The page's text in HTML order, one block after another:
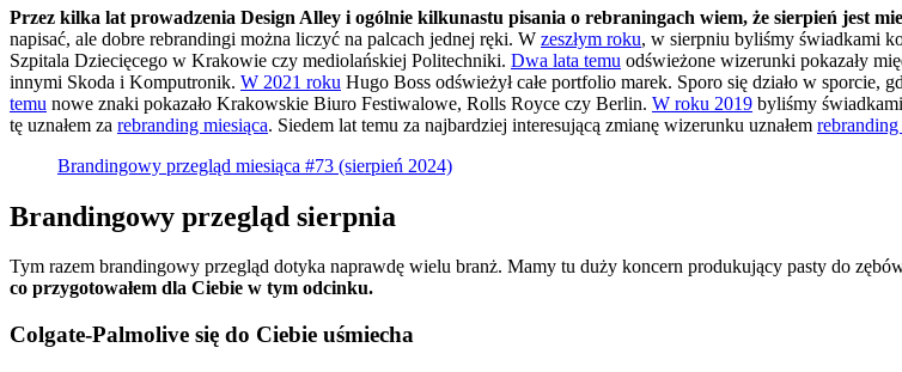
Przez kilka lat prowadzenia Design Alley i ogólnie kilkunastu pisania o rebraningach wiem, że sierpień jest
napisać, ale dobre rebrandingi można liczyć na palcach jednej ręki. W zeszłym roku, w sierpniu byliśmy świadkami
Szpitala Dziecięcego w Krakowie czy mediolańskiej Politechniki. Dwa lata temu odświeżone wizerunki pokazały
innymi Skoda i Komputronik. W 2021 roku Hugo Boss odświeżył całe portfolio marek. Sporo się działo w
temu nowe znaki pokazało Krakowskie Biuro Festiwalowe, Rolls Royce czy Berlin. W roku 2019 byliśmy
tę uznałem za rebranding miesiąca. Siedem lat temu za najbardziej interesującą zmianę wizerunku uznałem
Brandingowy przegląd miesiąca #73 (sierpień 2024)
Brandingowy przegląd sierpnia
Tym razem brandingowy przegląd dotyka naprawdę wielu branż. Mamy tu duży koncern produkujący pasty do
co przygotowałem dla Ciebie w tym odcinku.
Colgate-Palmolive się do Ciebie uśmiecha